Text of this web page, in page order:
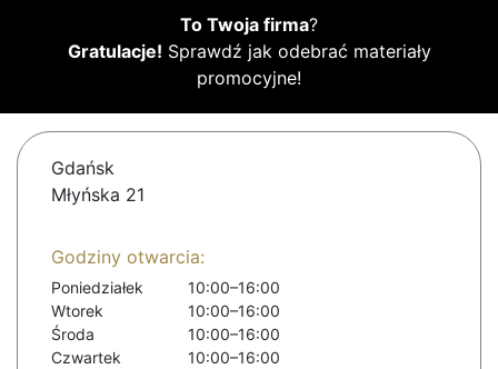
To Twoja firma?
Gratulacje! Sprawdź jak odebrać materiały
promocyjne!
Gdańsk
Młyńska 21
Godziny otwarcia:
Poniedziałek
10:00–16:00
Wtorek
10:00–16:00
Środa
10:00–16:00
Czwartek
10:00–16:00